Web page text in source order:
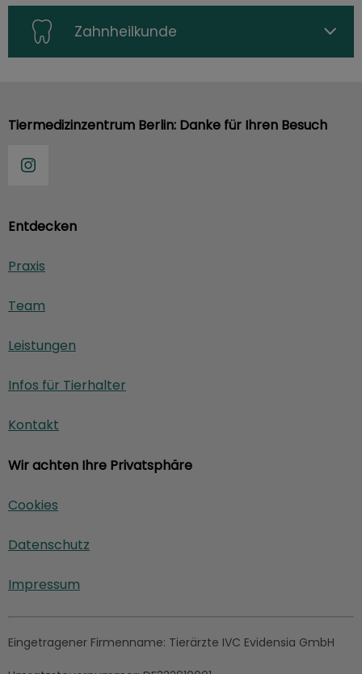
Zahnheilkunde
Entdecken
Praxis
Team
Leistungen
Infos für Tierhalter
Kontakt
Wir achten Ihre Privatsphäre
Cookies
Datenschutz
Impressum
Tiermedizinzentrum Berlin: Danke für Ihren Besuch
Eingetragener Firmenname: Tierärzte IVC Evidensia GmbH